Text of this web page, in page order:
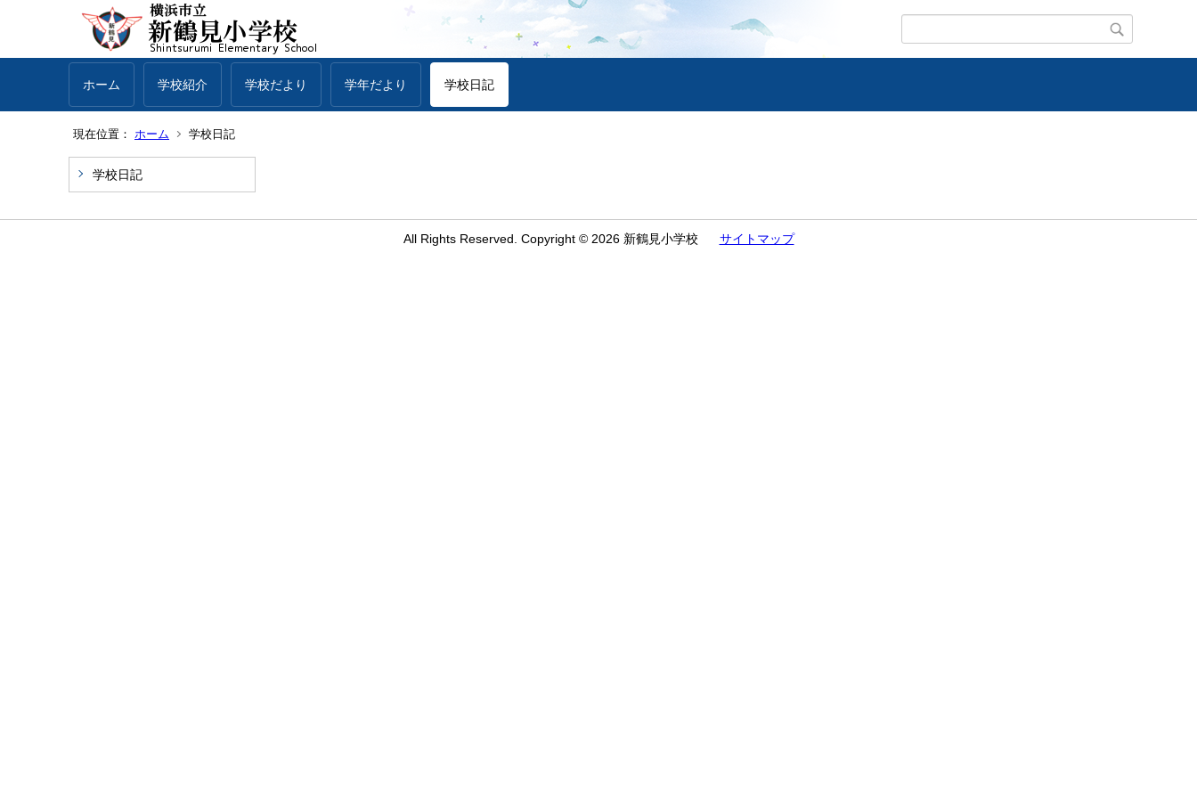
ホーム 学校紹介 学校だより 学年だより 学校日記
現在位置： ホーム 学校日記
学校日記
All Rights Reserved. Copyright © 2026 新鶴見小学校 サイトマップ